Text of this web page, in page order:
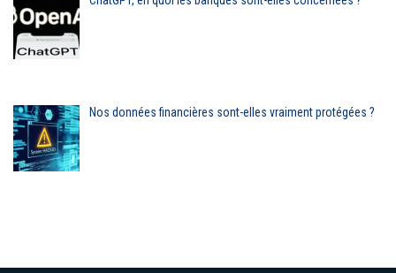
Nos données financières sont-elles vraiment protégées ?